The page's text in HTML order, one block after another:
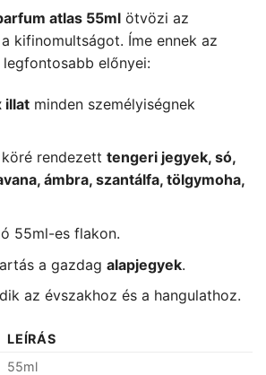
atlas 55ml ötvözi az
kifinomultságot. Íme ennek az
előnyei:
illatminden személyiségnek
rendezett tengeri jegyek, só,
ámbra, szantálfa, tölgymoha,
55ml-es flakon.
a gazdag alapjegyek.
az évszakhoz és a hangulathoz.
LEÍRÁS
55ml